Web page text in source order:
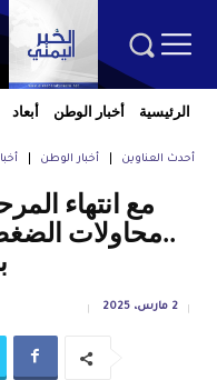
الرئيسية أخبار الوطن أبعاد
أحدث العناوين أخبار الوطن
مع انتهاء
..محاولات
2 مارس، 2025